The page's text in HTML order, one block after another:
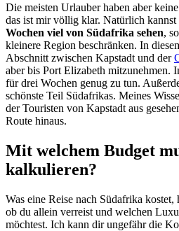
Die meisten Urlauber haben aber
das ist mir völlig klar. Natürlich kannst
Wochen viel von Südafrika sehen,
kleinere Region beschränken. In
Abschnitt zwischen Kapstadt und der
aber bis Port Elizabeth mitzunehmen.
für drei Wochen genug zu tun.
schönste Teil Südafrikas. Meines
der Touristen von Kapstadt aus
Route hinaus.
Mit welchem Budget
kalkulieren?
Was eine Reise nach Südafrika kostet,
ob du allein verreist und welchen
möchtest. Ich kann dir ungefähr die